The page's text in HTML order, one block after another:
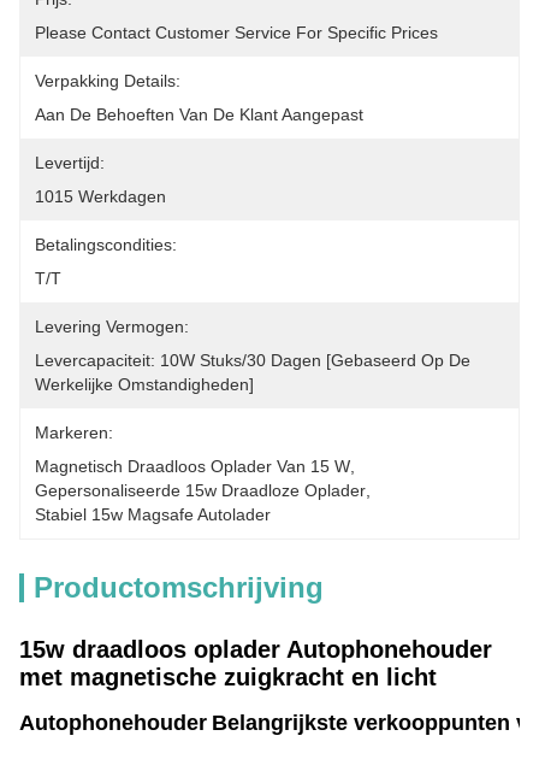
Please Contact Customer Service For Specific Prices
Verpakking Details:
Aan De Behoeften Van De Klant Aangepast
Levertijd:
10­15 Werkdagen
Betalingscondities:
T/T
Levering Vermogen:
Levercapaciteit: 10W Stuks/30 Dagen [gebaseerd Op De
Werkelijke Omstandigheden]
Markeren:
Magnetisch Draadloos Oplader Van 15 W
Gepersonaliseerde 15w Draadloze Oplader
Stabiel 15w Magsafe Autolader
Productomschrijving
15w draadloos oplader Autophonehouder
met magnetische zuigkracht en licht
Autophonehouder Belangrijkste verkooppunten